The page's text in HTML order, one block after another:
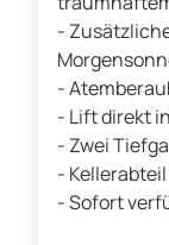
-
-
- Lift direkt
- Zwei
-
- Sofort